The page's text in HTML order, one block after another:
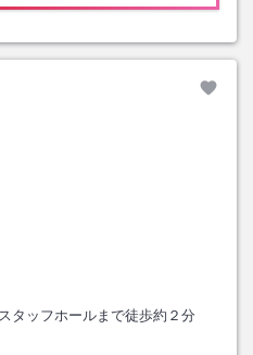
タッフホールまで徒歩約２分